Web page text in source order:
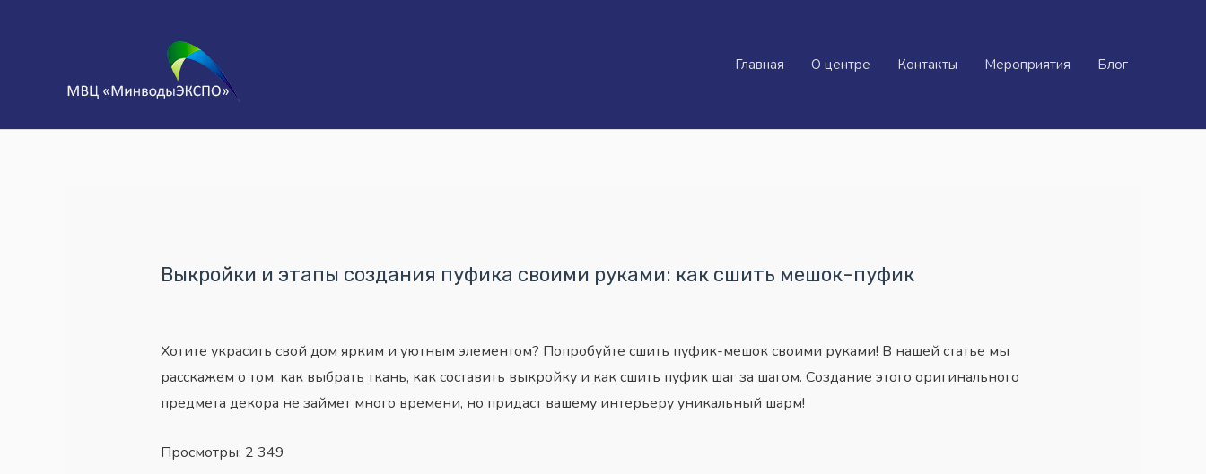
Главная О центре Контакты Мероприятия Блог
Выкройки и этапы создания пуфика своими руками: как сшить мешок-пуфик
Хотите украсить свой дом ярким и уютным элементом? Попробуйте сшить пуфик-мешок своими руками! В нашей статье мы
расскажем о том, как выбрать ткань, как составить выкройку и как сшить пуфик шаг за шагом. Создание этого оригинального
предмета декора не займет много времени, но придаст вашему интерьеру уникальный шарм!
Просмотры: 2 349